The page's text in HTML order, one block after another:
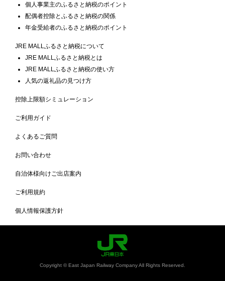
個人事業主のふるさと納税のポイント
配偶者控除とふるさと納税の関係
年金受給者のふるさと納税のポイント
JRE MALLふるさと納税について
JRE MALLふるさと納税とは
JRE MALLふるさと納税の使い方
人気の返礼品の見つけ方
控除上限額シミュレーション
ご利用ガイド
よくあるご質問
お問い合わせ
自治体様向けご出店案内
ご利用規約
個人情報保護方針
Copyright © East Japan Railway Company All Rights Reserved.